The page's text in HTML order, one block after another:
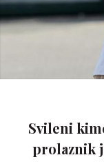
Svileni
prolaznik